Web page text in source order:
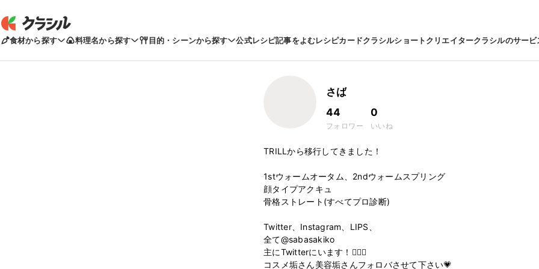
食材から探す 料理名から探す 目的・シーンから探す 公式レシピ記事をよむレシピカードクラシルショートクリエイタークラシルのサービ
さば
44
フォロワー
0
いいね
TRILLから移行してきました！
1stウォームオータム、2ndウォームスプリング
顔タイプアクキュ
骨格ストレート(すべてプロ診断)
Twitter、Instagram、LIPS、
全て@sabasakiko
主にTwitterにいます！🙋‍♀️✨
コスメ垢さん美容垢さんフォロバさせて下さい💗